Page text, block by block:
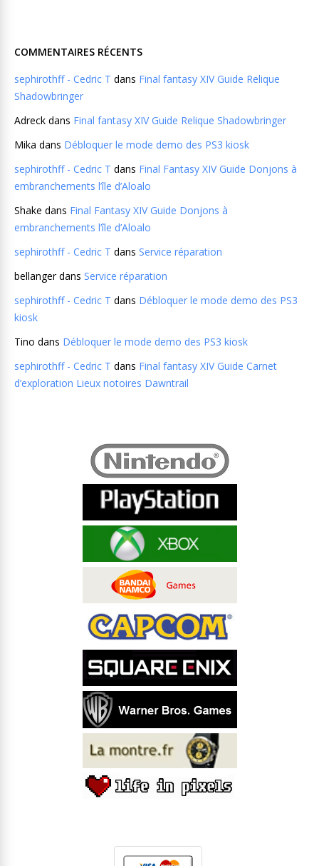
COMMENTAIRES RÉCENTS
sephirothff - Cedric T dans Final fantasy XIV Guide Relique
Shadowbringer
Adreck dans Final fantasy XIV Guide Relique Shadowbringer
Mika dans Débloquer le mode demo des PS3 kiosk
sephirothff - Cedric T dans Final Fantasy XIV Guide Donjons à
embranchements l’île d’Aloalo
Shake dans Final Fantasy XIV Guide Donjons à
embranchements l’île d’Aloalo
sephirothff - Cedric T dans Service réparation
bellangerdans Service réparation
sephirothff - Cedric T dans Débloquer le mode demo des PS3
kiosk
Tino dans Débloquer le mode demo des PS3 kiosk
sephirothff - Cedric T dans Final fantasy XIV Guide Carnet
d’exploration Lieux notoires Dawntrail